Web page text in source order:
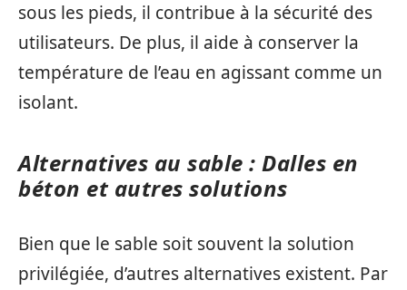
sous les pieds, il contribue à la sécurité des
utilisateurs. De plus, il aide à conserver la
température de l’eau en agissant comme un
isolant.
Alternatives au sable : Dalles en
béton et autres solutions
Bien que le sable soit souvent la solution
privilégiée, d’autres alternatives existent. Par